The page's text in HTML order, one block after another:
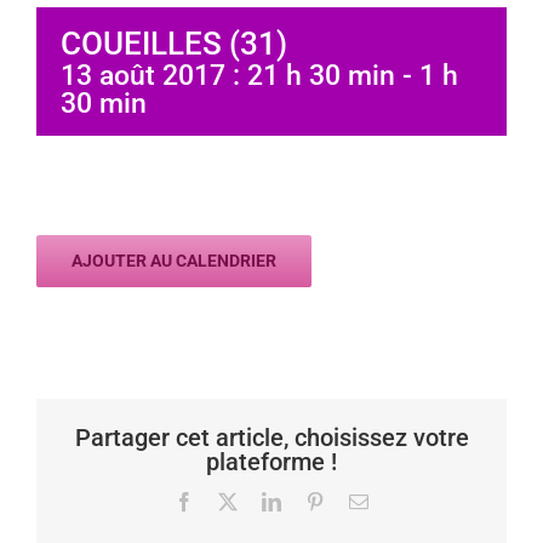
COUEILLES (31)
13 août 2017 : 21 h 30 min - 1 h
30 min
AJOUTER AU CALENDRIER
Partager cet article, choisissez votre
plateforme !
Facebook LinkedInPinterestEmail